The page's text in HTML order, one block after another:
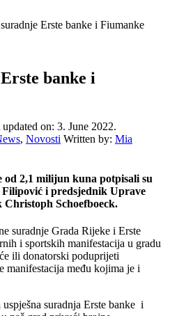
Erste banke i Fiumanke
banke i
updated on: 3. June 2022.
, Novosti Written by: Mia
od 2,1 milijun kuna potpisali su
i predsjednik Uprave
Schoefboeck.
suradnje Grada Rijeke i Erste
i sportskih manifestacija u gradu
ili donatorski poduprijeti
manifestacija među kojima je i
suradnja Erste banke i